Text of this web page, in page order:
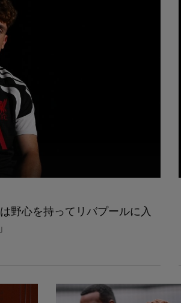
野心を持ってリバプールに入